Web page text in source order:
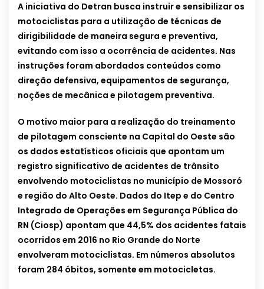
A iniciativa do Detran busca instruir e sensibilizar os
motociclistas para a utilização de técnicas de
dirigibilidade de maneira segura e preventiva,
evitando com isso a ocorrência de acidentes. Nas
instruções foram abordados conteúdos como
direção defensiva, equipamentos de segurança,
noções de mecânica e pilotagem preventiva.
O motivo maior para a realização do treinamento
de pilotagem consciente na Capital do Oeste são
os dados estatísticos oficiais que apontam um
registro significativo de acidentes de trânsito
envolvendo motociclistas no município de Mossoró
e região do Alto Oeste. Dados do Itep e do Centro
Integrado de Operações em Segurança Pública do
RN (Ciosp) apontam que 44,5% dos acidentes fatais
ocorridos em 2016 no Rio Grande do Norte
envolveram motociclistas. Em números absolutos
foram 284 óbitos, somente em motocicletas.